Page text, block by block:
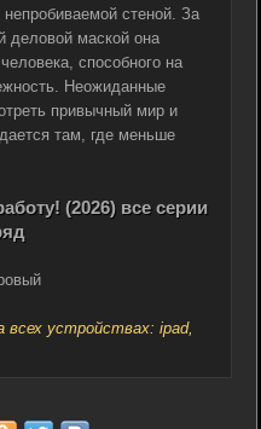
непробиваемой стеной. За
деловой маской она
способного на
Неожиданные
привычный мир и
там, где меньше
(2026) все серии
устройствах: ipad,